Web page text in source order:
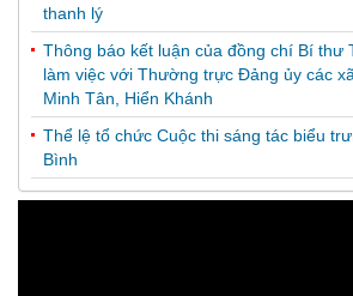
thanh lý
Thông báo kết luận của đồng chí Bí thư
làm việc với Thường trực Đảng ủy các
Minh Tân, Hiển Khánh
Thể lệ tổ chức Cuộc thi sáng tác biểu
Bình